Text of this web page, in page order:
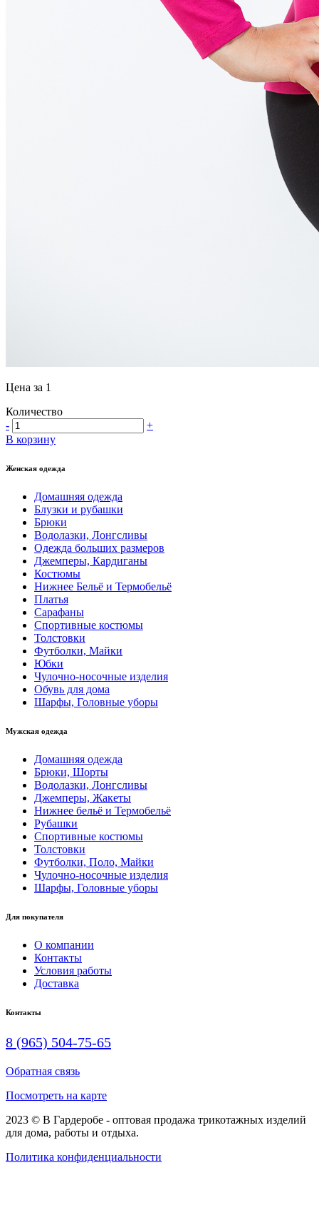
Цена за 1
Количество
-
+
В корзину
Женская одежда
Домашняя одежда
Блузки и рубашки
Брюки
Водолазки, Лонгсливы
Одежда больших размеров
Джемперы, Кардиганы
Костюмы
Нижнее Бельё и Термобельё
Платья
Сарафаны
Спортивные костюмы
Толстовки
Футболки, Майки
Юбки
Чулочно-носочные изделия
Обувь для дома
Шарфы, Головные уборы
Мужская одежда
Домашняя одежда
Брюки, Шорты
Водолазки, Лонгсливы
Джемперы, Жакеты
Нижнее бельё и Термобельё
Рубашки
Спортивные костюмы
Толстовки
Футболки, Поло, Майки
Чулочно-носочные изделия
Шарфы, Головные уборы
Для покупателя
О компании
Контакты
Условия работы
Доставка
Контакты
8 (965) 504-75-65
Обратная связь
Посмотреть на карте
2023 © В Гардеробе - оптовая продажа трикотажных изделий
для дома, работы и отдыха.
Политика конфиденциальности